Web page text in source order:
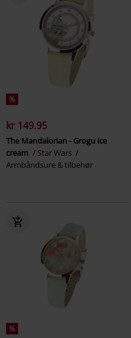
%
kr 149.95
The Mandalorian - Grogu ice
cream
Star Wars
Armbåndsure & tilbehør
%